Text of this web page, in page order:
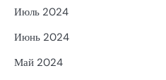
Июль 2024
Июнь 2024
Май 2024